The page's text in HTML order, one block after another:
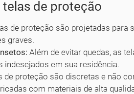
de proteção
de proteção são projetadas para
graves.
Além de evitar quedas, as
indesejados em sua residência.
de proteção são discretas e não
com materiais de alta